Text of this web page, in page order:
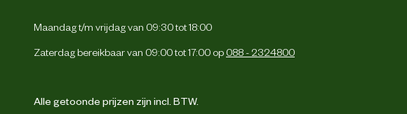
Maandag t/m vrijdag van 09:30 tot 18:00
Zaterdag bereikbaar van 09:00 tot 17:00 op 088 - 2324800
Alle getoonde prijzen zijn incl. BTW.